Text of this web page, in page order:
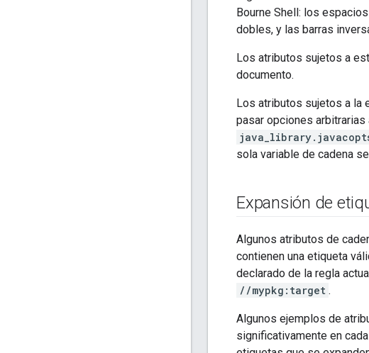
Bourne Shell: los
dobles, y las barras
Los atributos sujetos a
documento.
Los atributos sujetos a la
pasar opciones
sola variable de cadena
Expansión de
Algunos atributos de
contienen una etiqueta
declarado de la regla
//mypkg:target .
Algunos ejemplos de
significativamente en